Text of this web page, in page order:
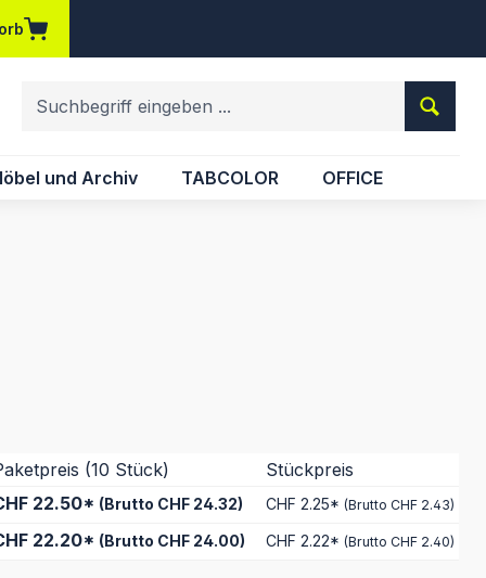
Merkzettel
und Archiv TABCOLOR OFFICE
(10 Stück) Stückpreis
22.50* (Brutto CHF 24.32) CHF 2.25*(Brutto CHF 2.43)
22.20* (Brutto CHF 24.00) CHF 2.22*(Brutto CHF 2.40)